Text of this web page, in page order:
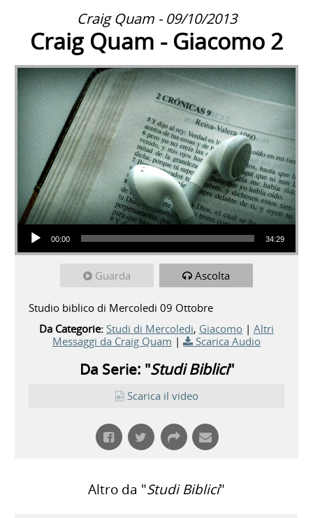
Craig Quam - 09/10/2013
Craig Quam - Giacomo 2
Audio Player
00:00 34:29
Guarda Ascolta
Studio biblico di Mercoledi 09 Ottobre
Da Categorie: Studi di Mercoledi, Giacomo | Altri
Messaggi da Craig Quam | Scarica Audio
Da Serie: "Studi Biblici"
Scarica il video
Altro da "Studi Biblici"